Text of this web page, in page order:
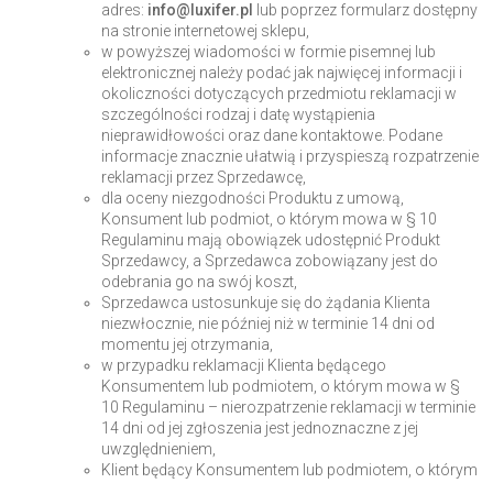
adres: info@luxifer.pl
lub poprzez formularz dostępny
na stronie internetowej sklepu,
w powyższej wiadomości w formie pisemnej lub
elektronicznej należy podać jak najwięcej informacji i
okoliczności dotyczących przedmiotu reklamacji w
szczególności rodzaj i datę wystąpienia
nieprawidłowości oraz dane kontaktowe. Podane
informacje znacznie ułatwią i przyspieszą rozpatrzenie
reklamacji przez Sprzedawcę,
dla oceny niezgodności Produktu z umową,
Konsument lub podmiot, o którym mowa w § 10
Regulaminu mają obowiązek udostępnić Produkt
Sprzedawcy, a Sprzedawca zobowiązany jest do
odebrania go na swój koszt,
Sprzedawca ustosunkuje się do żądania Klienta
niezwłocznie, nie później niż w terminie 14 dni od
momentu jej otrzymania,
w przypadku reklamacji Klienta będącego
Konsumentem lub podmiotem, o którym mowa w §
10 Regulaminu – nierozpatrzenie reklamacji w terminie
14 dni od jej zgłoszenia jest jednoznaczne z jej
uwzględnieniem,
Klient będący Konsumentem lub podmiotem, o którym